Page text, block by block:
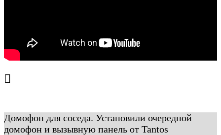
Домофон для соседа. Установили очередной
домофон и вызывную панель от Tantos